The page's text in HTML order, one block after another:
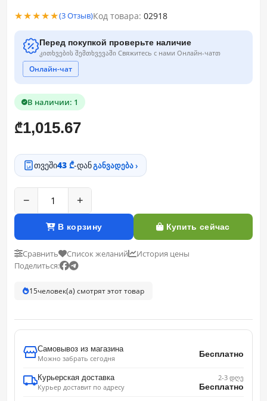
★★★★★(3 Отзыв)Код товара: 02918
Перед покупкой проверьте наличие
კითხვების შემთხვევაში Свяжитесь с нами Онлайн-чатთ
Онлайн-чат
В наличии: 1
₾1,015.67
თვეში43 ₾-დანგანვადება ›
− +
В корзину Купить сейчас
Сравнить Список желаний
История цены
Поделиться:
15человек(а) смотрят этот товар
Самовывоз из магазина
Можно забрать сегодня
Бесплатно
Курьерская доставка
Курьер доставит по адресу
2-3 დღე
Бесплатно